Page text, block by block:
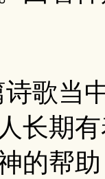
当中
长期
的帮